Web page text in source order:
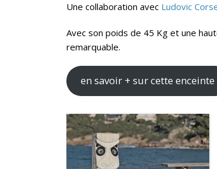
Une collaboration avec Ludovic
Avec son poids de 45 Kg et une
remarquable.
en savoir + sur cette enceinte